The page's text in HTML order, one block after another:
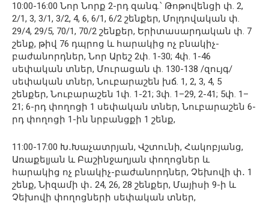
10:00-16:00 Նոր Նորք 2-րդ զանգ.՝ Թոթովենցի փ. 2,
2/1, 3, 3/1, 3/2, 4, 6, 6/1, 6/2 շենքեր, Մոլդովական փ.
29/4, 29/5, 70/1, 70/2 շենքեր, Երիտասարդական փ. 7
շենք, թիվ 76 դպրոց և հարակից ոչ բնակիչ-
բաժանորդներ, Նոր Արեշ 2փ. 1-30; 4փ. 1-46
սեփական տներ, Մուրացան փ. 130-138 /զույգ/
սեփական տներ, Նուբարաշեն խճ. 1, 2, 3, 4, 5
շենքեր, Նուբարաշեն 1փ. 1-21; 3փ. 1–29, 2-41; 5փ. 1–
21; 6-րդ փողոցի 1 սեփական տներ, Նուբարաշեն 6-
րդ փողոցի 1-ին նրբանցքի 1 շենք,
11:00-17:00 Խ․Խաչատրյան, Վշտունի, Հակոբյանց,
Առաքելյան և Բաշինջաղյան փողոցներ և
հարակից ոչ բնակիչ-բաժանորդներ, Չեխովի փ․ 1
շենք, Նիզամի փ․ 24, 26, 28 շենքեր, Մայիսի 9-ի և
Չեխովի փողոցների սեփական տներ,